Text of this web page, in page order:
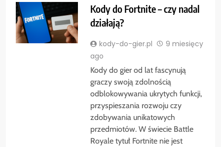
Kody do Fortnite – czy nadal
działają?
kody-do-gier.pl
9 miesięcy
ago
Kody do gier od lat fascynują
graczy swoją zdolnością
odblokowywania ukrytych funkcji,
przyspieszania rozwoju czy
zdobywania unikatowych
przedmiotów. W świecie Battle
Royale tytuł Fortnite nie jest